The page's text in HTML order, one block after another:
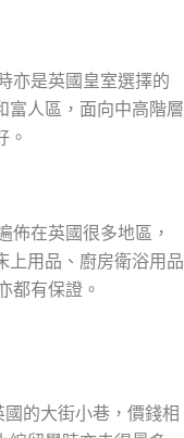
亦是英國皇室選擇的
富人區，面向中高階層
。
佈在英國很多地區，
上用品、廚房衛浴用品
都有保證。
的大街小巷，價錢相